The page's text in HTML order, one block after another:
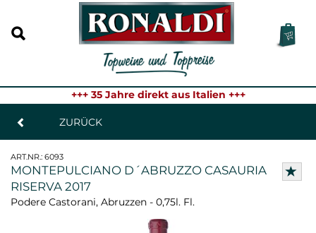
+++ 35 Jahre direkt aus Italien +++
ZURÜCK
ART.NR.: 6093
MONTEPULCIANO D´ABRUZZO CASAURIA
RISERVA 2017
Podere Castorani, Abruzzen - 0,75l. Fl.